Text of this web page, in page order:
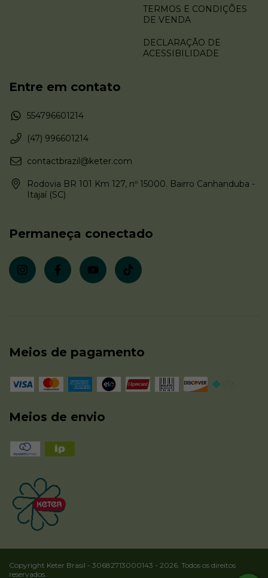
TERMOS E CONDIÇÕES
DE VENDA
DECLARAÇÃO DE
ACESSIBILIDADE
Entre em contato
554796601214
(47) 996601214
contactbrazil@keter.com
Rodovia BR 101 Km 127, nº 15000. Bairro Canhanduba -
Itajaí (SC)
Permaneça conectado
Meios de pagamento
Meios de envio
Copyright Keter Brasil - 30682713000143 - 2026. Todos os direitos
reservados.